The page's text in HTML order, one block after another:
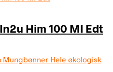
Him 100 Ml Edt